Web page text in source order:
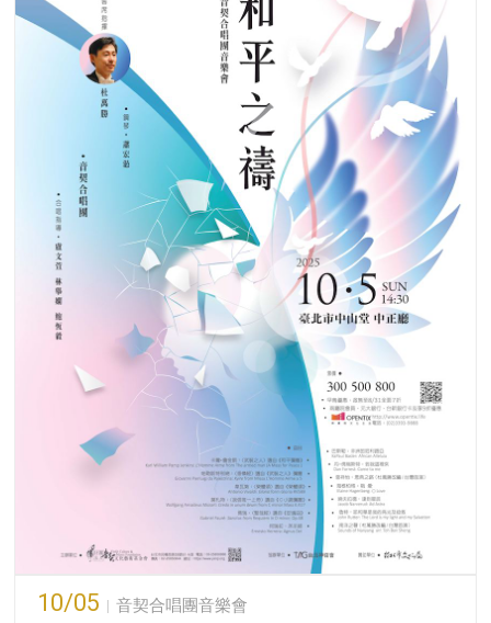
10/05 音契合唱團音樂會